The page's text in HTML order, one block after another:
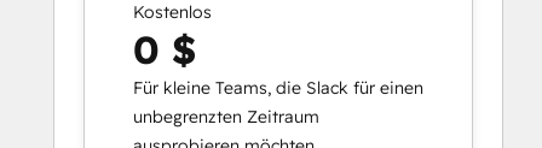
Kostenlos
0 $
Für kleine Teams, die Slack für einen
unbegrenzten Zeitraum